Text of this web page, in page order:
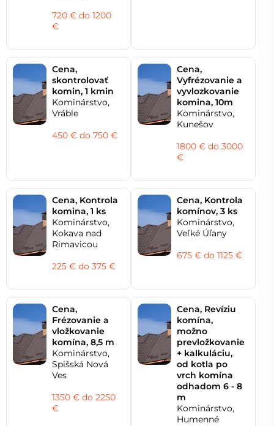
720 € do 1200
€
Cena,
skontrolovať
komin, 1 kmin
Kominárstvo,
Vráble
450 € do 750 €
Cena,
Vyfrézovanie a
vyvlozkovanie
komina, 10m
Kominárstvo,
Kunešov
1800 € do 3000
€
Cena, Kontrola
komina, 1 ks
Kominárstvo,
Kokava nad
Rimavicou
225 € do 375 €
Cena, Kontrola
komínov, 3 ks
Kominárstvo,
Veľké Úľany
675 € do 1125 €
Cena,
Frézovanie a
vložkovanie
komína, 8,5 m
Kominárstvo,
Spišská Nová
Ves
1350 € do 2250
€
Cena, Revíziu
komína,
možno
prevložkovanie
+ kalkuláciu,
od kotla po
vrch komína
odhadom 6 - 8
m
Kominárstvo,
Humenné